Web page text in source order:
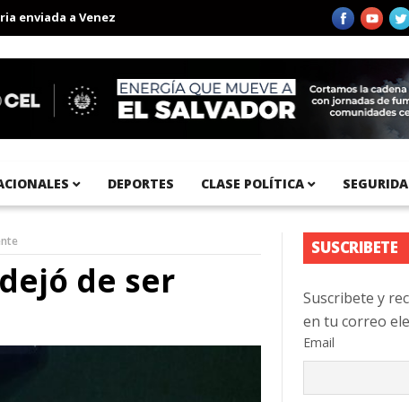
a Venezuela Aeropuerto Internacional del Pacífico
DEPORTES CLASE POLÍTICA
de ser
SUSCRIBETE
Suscribete y
en tu correo
Email